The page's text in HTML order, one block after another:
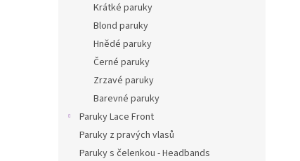
Krátké paruky
Blond paruky
Hnědé paruky
Černé paruky
Zrzavé paruky
Barevné paruky
Paruky Lace Front
Paruky z pravých vlasů
Paruky s čelenkou - Headbands